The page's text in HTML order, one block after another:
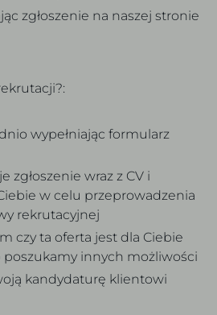
zgłoszenie na naszej stronie
wypełniając formularz
zgłoszenie wraz z CV i
w celu przeprowadzenia
rekrutacyjnej
czy ta oferta jest dla Ciebie
innych możliwości
kandydaturę klientowi